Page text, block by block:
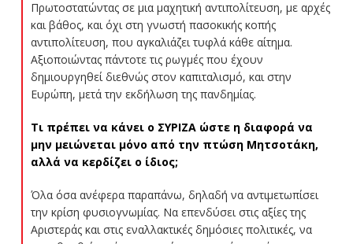
Πρωτοστατώντας σε μια μαχητική αντιπολίτευση, με αρχές
και βάθος, και όχι στη γνωστή πασοκικής κοπής
αντιπολίτευση, που αγκαλιάζει τυφλά κάθε αίτημα.
Αξιοποιώντας πάντοτε τις ρωγμές που έχουν
δημιουργηθεί διεθνώς στον καπιταλισμό, και στην
Ευρώπη, μετά την εκδήλωση της πανδημίας.
Τι πρέπει να κάνει ο ΣΥΡΙΖΑ ώστε η διαφορά να
μην μειώνεται μόνο από την πτώση Μητσοτάκη,
αλλά να κερδίζει ο ίδιος;
Όλα όσα ανέφερα παραπάνω, δηλαδή να αντιμετωπίσει
την κρίση φυσιογνωμίας. Να επενδύσει στις αξίες της
Αριστεράς και στις εναλλακτικές δημόσιες πολιτικές, να